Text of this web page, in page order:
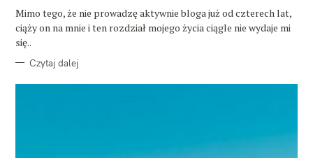
O
R
I
Mimo tego, że nie prowadzę aktywnie bloga już od czterech lat,
ciąży on na mnie i ten rozdział mojego życia ciągle nie wydaje mi
się..
Czytaj dalej